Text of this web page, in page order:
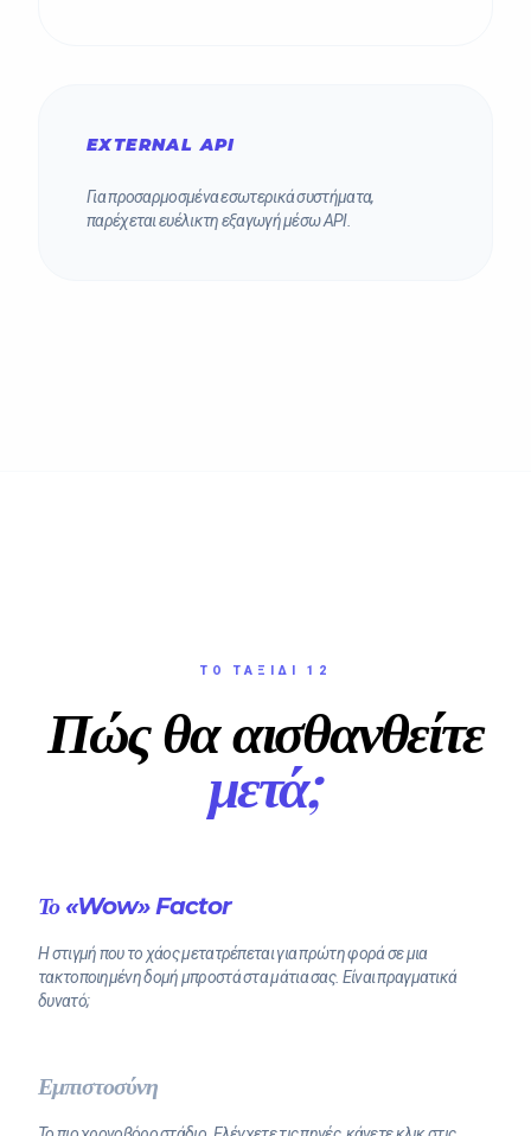
EXTERNAL API
Για προσαρμοσμένα εσωτερικά συστήματα,
παρέχεται ευέλικτη εξαγωγή μέσω API.
ΤΟ ΤΑΞΊΔΙ 12
Πώς θα αισθανθείτε
μετά;
Το «Wow» Factor
Η στιγμή που το χάος μετατρέπεται για πρώτη φορά σε μια
τακτοποιημένη δομή μπροστά στα μάτια σας. Είναι πραγματικά
δυνατό;
Εμπιστοσύνη